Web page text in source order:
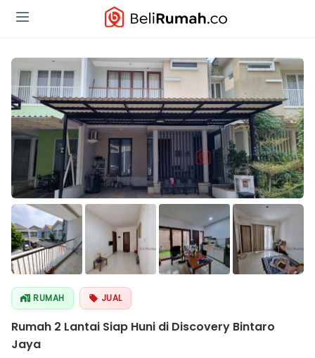
RUMAH JUAL
Rumah 2 Lantai Siap Huni di Discovery Bintaro
Jaya